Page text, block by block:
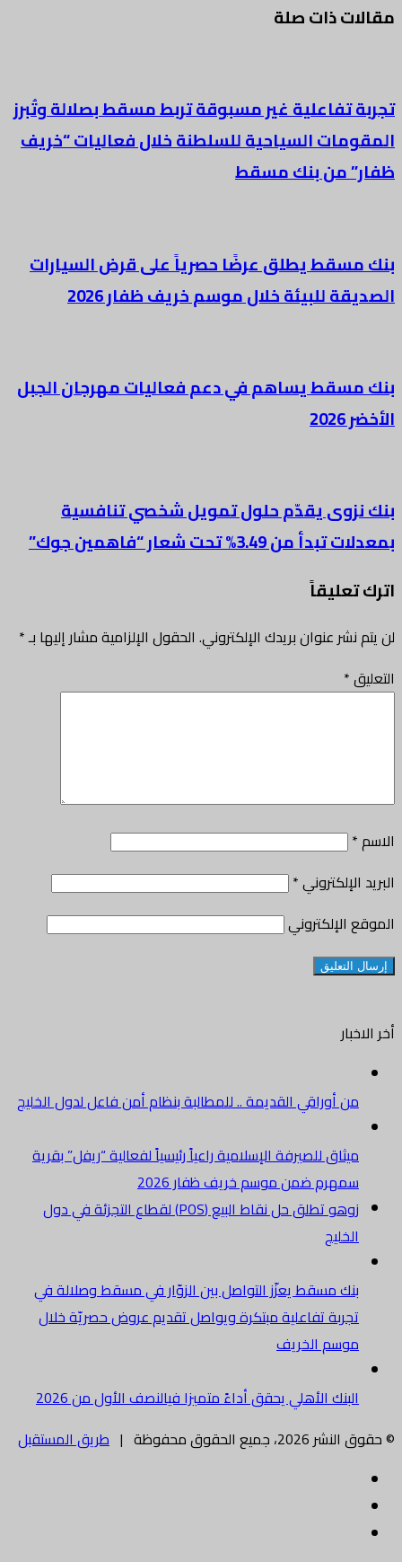
مقالات ذات صلة
تجربة تفاعلية غير مسبوقة تربط مسقط بصلالة وتُبرز
المقومات السياحية للسلطنة خلال فعاليات “خريف
ظفار” من بنك مسقط
بنك مسقط يطلق عرضًا حصرياً على قرض السيارات
الصديقة للبيئة خلال موسم خريف ظفار 2026
بنك مسقط يساهم في دعم فعاليات مهرجان الجبل
الأخضر 2026
بنك نزوى يقدّم حلول تمويل شخصي تنافسية
بمعدلات تبدأ من 3.49% تحت شعار “فاهمين جوك”
اترك تعليقاً
لن يتم نشر عنوان بريدك الإلكتروني. الحقول الإلزامية مشار إليها بـ*
التعليق*
الاسم*
البريد الإلكتروني*
الموقع الإلكتروني
أخر الاخبار
من أوراقي القديمة .. للمطالبة بنظام أمن فاعل لدول الخليج
ميثاق للصيرفة الإسلامية راعياً رئيسياً لفعالية “ريفل” بقرية
سمهرم ضمن موسم خريف ظفار 2026
زوهو تطلق حل نقاط البيع (POS) لقطاع التجزئة في دول
الخليج
بنك مسقط يعزّز التواصل بين الزوّار في مسقط وصلالة في
تجربة تفاعلية مبتكرة ويواصل تقديم عروض حصريّة خلال
موسم الخريف
البنك الأهلي يحقق أداءً متميزا فيالنصف الأول من 2026
© حقوق النشر 2026، جميع الحقوق محفوظة |
طريق المستقبل